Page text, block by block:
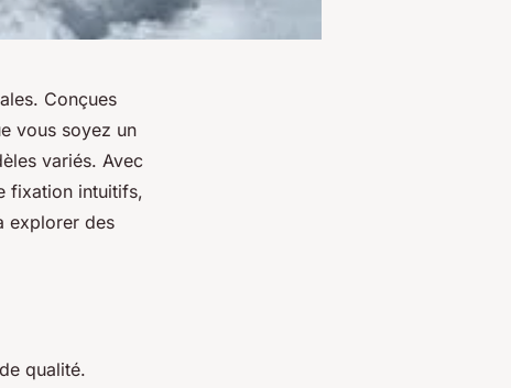
Conçues
vous soyez un
variés. Avec
fixation intuitifs,
explorer des
qualité.